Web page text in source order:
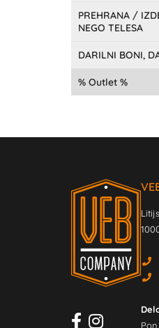
PREHRANA /
NEGO TELESA
DARILNI BONI,
Outlet